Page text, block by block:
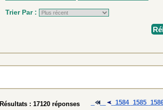
Trier Par :
1584 1585
Résultats : 17120 réponses